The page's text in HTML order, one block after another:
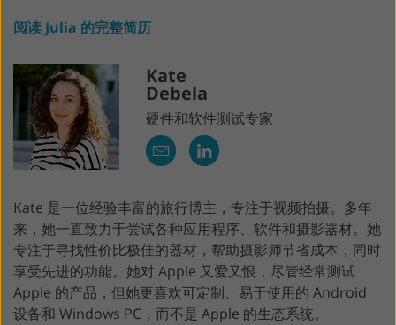
阅读 Julia 的完整简历
Kate
Debela
硬件和软件测试专家
Kate 是一位经验丰富的旅行博主，专注于视频拍摄。多年
来，她一直致力于尝试各种应用程序、软件和摄影器材。她
专注于寻找性价比极佳的器材，帮助摄影师节省成本，同时
享受先进的功能。她对 Apple 又爱又恨，尽管经常测试
Apple 的产品，但她更喜欢可定制、易于使用的 Android
设备和 Windows PC，而不是 Apple 的生态系统。